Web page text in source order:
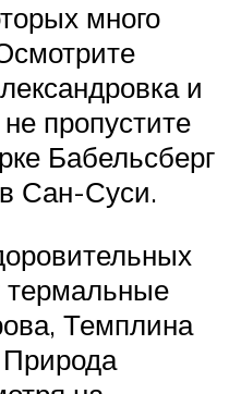
много
и
пропустите
Бабельсберг
Сан-Суси.
термальные
Темплина